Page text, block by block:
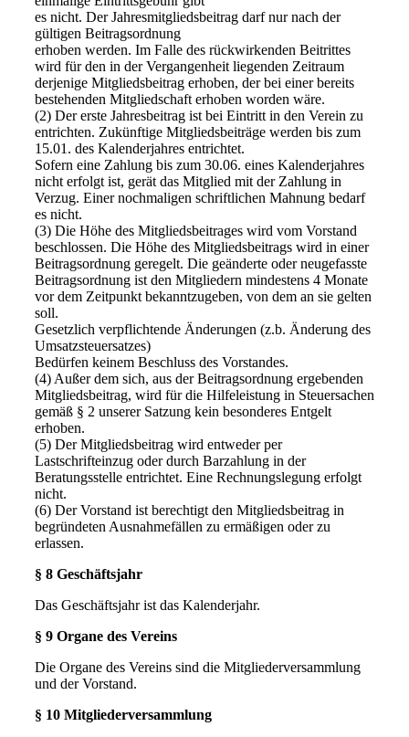
es nicht. Der Jahresmitgliedsbeitrag darf nur nach der
gültigen Beitragsordnung
erhoben werden. Im Falle des rückwirkenden Beitrittes
wird für den in der Vergangenheit liegenden Zeitraum
derjenige Mitgliedsbeitrag erhoben, der bei einer bereits
bestehenden Mitgliedschaft erhoben worden wäre.
(2) Der erste Jahresbeitrag ist bei Eintritt in den Verein zu
entrichten. Zukünftige Mitgliedsbeiträge werden bis zum
15.01. des Kalenderjahres entrichtet.
Sofern eine Zahlung bis zum 30.06. eines Kalenderjahres
nicht erfolgt ist, gerät das Mitglied mit der Zahlung in
Verzug. Einer nochmaligen schriftlichen Mahnung bedarf
es nicht.
(3) Die Höhe des Mitgliedsbeitrages wird vom Vorstand
beschlossen. Die Höhe des Mitgliedsbeitrags wird in einer
Beitragsordnung geregelt. Die geänderte oder neugefasste
Beitragsordnung ist den Mitgliedern mindestens 4 Monate
vor dem Zeitpunkt bekanntzugeben, von dem an sie gelten
soll.
Gesetzlich verpflichtende Änderungen (z.b. Änderung des
Umsatzsteuersatzes)
Bedürfen keinem Beschluss des Vorstandes.
(4) Außer dem sich, aus der Beitragsordnung ergebenden
Mitgliedsbeitrag, wird für die Hilfeleistung in Steuersachen
gemäß § 2 unserer Satzung kein besonderes Entgelt
erhoben.
(5) Der Mitgliedsbeitrag wird entweder per
Lastschrifteinzug oder durch Barzahlung in der
Beratungsstelle entrichtet. Eine Rechnungslegung erfolgt
nicht.
(6) Der Vorstand ist berechtigt den Mitgliedsbeitrag in
begründeten Ausnahmefällen zu ermäßigen oder zu
erlassen.
§ 8 Geschäftsjahr
Das Geschäftsjahr ist das Kalenderjahr.
§ 9 Organe des Vereins
Die Organe des Vereins sind die Mitgliederversammlung
und der Vorstand.
§ 10 Mitgliederversammlung